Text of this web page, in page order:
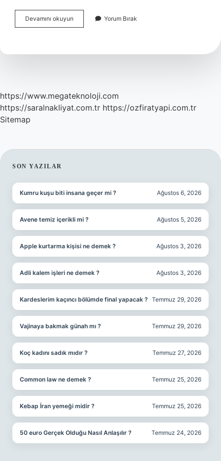
Devamını okuyun Mercedes
Sync
Işe
Yorum Bırak
https://www.megateknoloji.com
https://saralnakliyat.com.tr https://ozfiratyapi.com.tr
Sitemap
SIDEBAR
SON YAZILAR
Kumru kuşu biti insana geçer mi ? Ağustos 6, 2026
Avene temiz içerikli mi ? Ağustos 5, 2026
Apple kurtarma kişisi ne demek ? Ağustos 3, 2026
Adli kalem işleri ne demek ? Ağustos 3, 2026
Kardeslerim kaçıncı bölümde final yapacak ? Temmuz 29, 2026
Vajinaya bakmak günah mı ? Temmuz 29, 2026
Koç kadını sadık mıdır ? Temmuz 27, 2026
Common law ne demek ? Temmuz 25, 2026
Kebap İran yemeği midir ? Temmuz 25, 2026
50 euro Gerçek Olduğu Nasıl Anlaşılır ? Temmuz 24, 2026